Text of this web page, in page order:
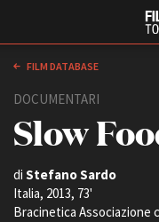
FILM DATABASE
DOCUMENTARI
Slow
di Stefano Sardo
Italia, 2013, 73'
Bracinetica Associazione